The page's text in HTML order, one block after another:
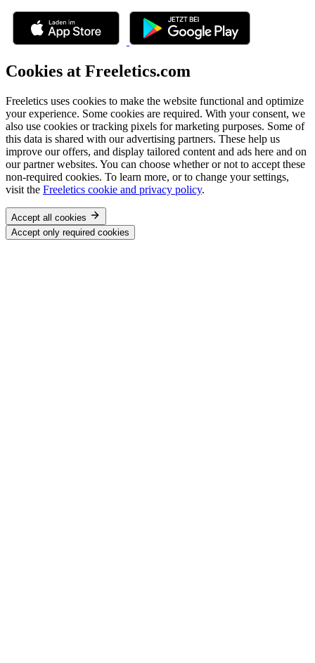
Cookies at Freeletics.com
Freeletics uses cookies to make the website functional and optimize
your experience. Some cookies are required. With your consent, we
also use cookies or tracking pixels for marketing purposes. Some of
this data is shared with our advertising partners. These help us
improve our offers, and display tailored content and ads here and on
our partner websites. You can choose whether or not to accept these
non-required cookies. To learn more, or to change your settings,
visit the Freeletics cookie and privacy policy.
Accept all cookies
Accept only required cookies